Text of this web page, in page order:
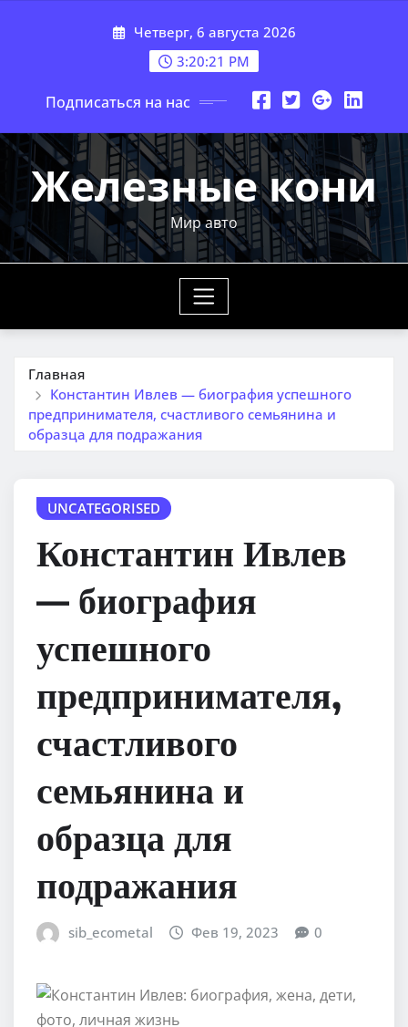
Четверг, 6 августа 2026
3:20:22 PM
Подписаться на нас
Железные кони
Мир авто
Главная
Константин Ивлев — биография успешного
предпринимателя, счастливого семьянина и
образца для подражания
UNCATEGORISED
Константин Ивлев
— биография
успешного
предпринимателя,
счастливого
семьянина и
образца для
подражания
sib_ecometal Фев 19, 2023 0